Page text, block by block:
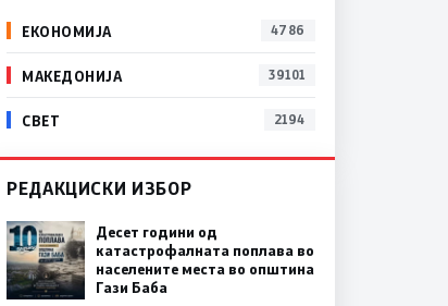
ЕКОНОМИЈА 4786
МАКЕДОНИЈА 39101
СВЕТ 2194
РЕДАКЦИСКИ ИЗБОР
Десет години од
катастрофалната поплава во
населените места во општина
Гази Баба